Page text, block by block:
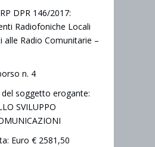
DPR 146/2017:
Radiofoniche Locali
Radio Comunitarie –
n. 4
soggetto erogante:
SVILUPPO
Euro € 2581,50